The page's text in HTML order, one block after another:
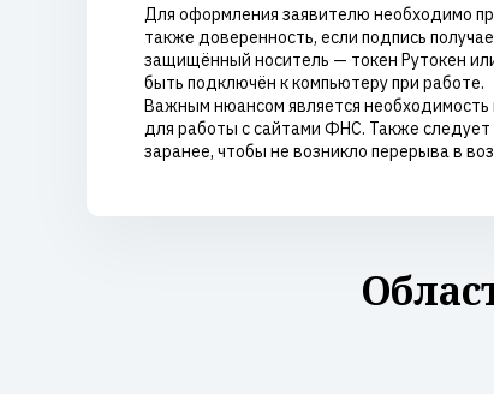
Для оформления заявителю необходимо
также доверенность, если подпись
защищённый носитель — токен Рутокен
быть подключён к компьютеру при работе.
Важным нюансом является необходимость
для работы с сайтами ФНС. Также
заранее, чтобы не возникло перерыва в